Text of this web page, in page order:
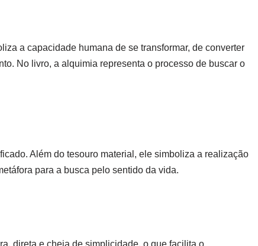
a capacidade humana de se transformar, de converter
No livro, a alquimia representa o processo de buscar o
Além do tesouro material, ele simboliza a realização
para a busca pelo sentido da vida.
direta e cheia de simplicidade, o que facilita o